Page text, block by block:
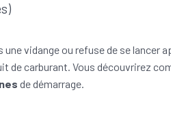
une vidange ou refuse de se lancer
de carburant. Vous découvrirez
de démarrage.